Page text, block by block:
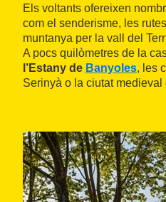
Els voltants ofereixen
com el senderisme, les
muntanya per la vall del
A pocs quilòmetres de la
l’Estany de Banyoles, les
Serinyà o la ciutat medieval